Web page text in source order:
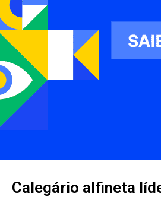
Calegário alfineta